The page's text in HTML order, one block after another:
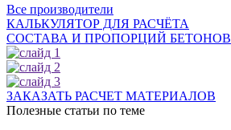
Все производители
КАЛЬКУЛЯТОР ДЛЯ РАСЧЁТА
СОСТАВА И ПРОПОРЦИЙ БЕТОНОВ
ЗАКАЗАТЬ РАСЧЕТ МАТЕРИАЛОВ
Полезные статьи по теме